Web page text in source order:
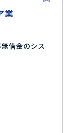
業
借金のシス